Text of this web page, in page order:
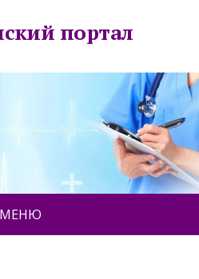
портал
МЕНЮ